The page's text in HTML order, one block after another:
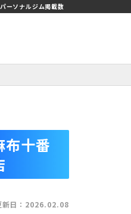
ーソナルジム掲載数
布十番
日： 2026.02.08